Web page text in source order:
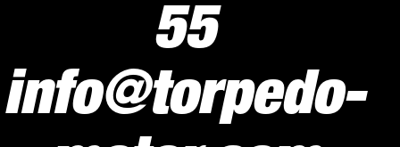
55
info@torpedo-